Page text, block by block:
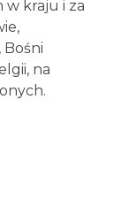
w kraju i za
Bośni
na